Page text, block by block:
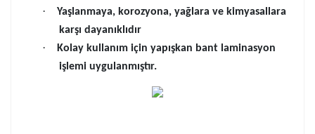
·
Yaşlanmaya, korozyona, yağlara ve kimyasallara
karşı dayanıklıdır
·
Kolay kullanım için yapışkan bant laminasyon
işlemi uygulanmıştır.